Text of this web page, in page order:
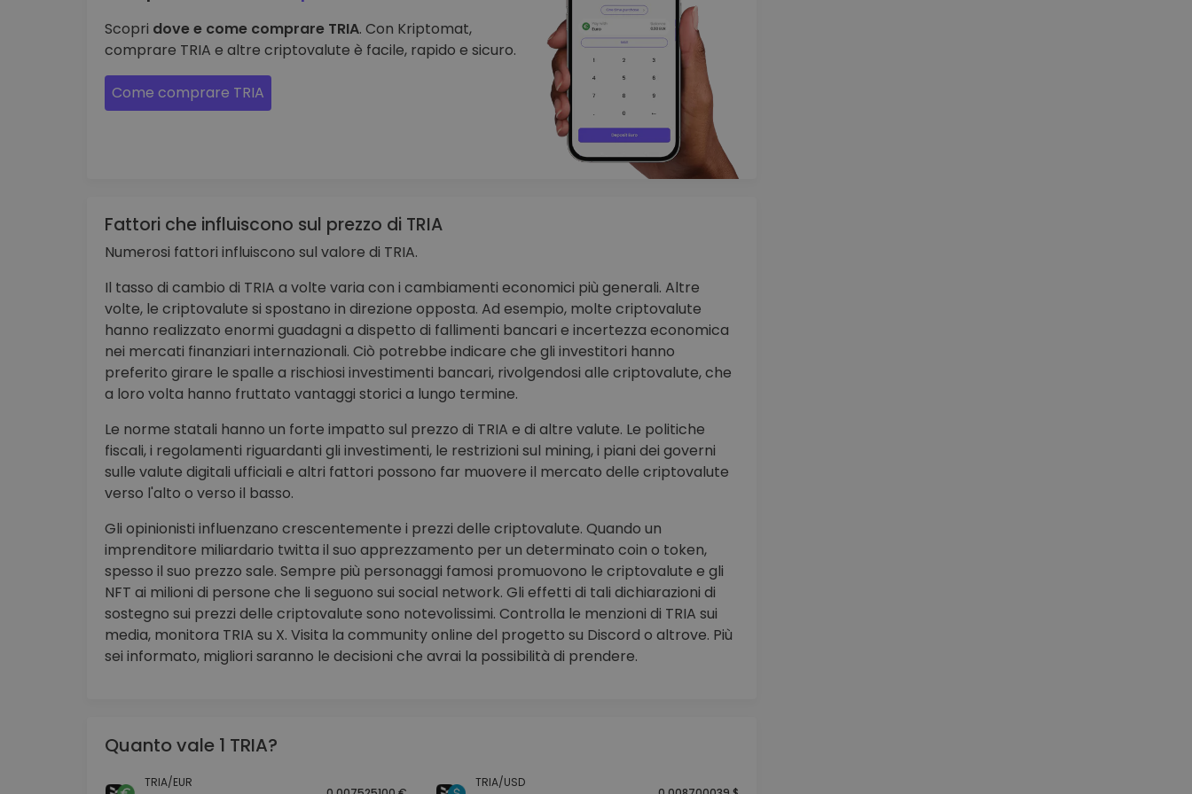
Scopri dove e come comprare TRIA. Con Kriptomat,
comprare TRIA e altre criptovalute è facile, rapido e sicuro.
Come comprare TRIA
Fattori che influiscono sul prezzo di TRIA
Numerosi fattori influiscono sul valore di TRIA.
Il tasso di cambio di TRIA a volte varia con i cambiamenti economici più generali. Altre
volte, le criptovalute si spostano in direzione opposta. Ad esempio, molte criptovalute
hanno realizzato enormi guadagni a dispetto di fallimenti bancari e incertezza economica
nei mercati finanziari internazionali. Ciò potrebbe indicare che gli investitori hanno
preferito girare le spalle a rischiosi investimenti bancari, rivolgendosi alle criptovalute, che
a loro volta hanno fruttato vantaggi storici a lungo termine.
Le norme statali hanno un forte impatto sul prezzo di TRIA e di altre valute. Le politiche
fiscali, i regolamenti riguardanti gli investimenti, le restrizioni sul mining, i piani dei governi
sulle valute digitali ufficiali e altri fattori possono far muovere il mercato delle criptovalute
verso l'alto o verso il basso.
Gli opinionisti influenzano crescentemente i prezzi delle criptovalute. Quando un
imprenditore miliardario twitta il suo apprezzamento per un determinato coin o token,
spesso il suo prezzo sale. Sempre più personaggi famosi promuovono le criptovalute e gli
NFT ai milioni di persone che li seguono sui social network. Gli effetti di tali dichiarazioni di
sostegno sui prezzi delle criptovalute sono notevolissimi. Controlla le menzioni di TRIA sui
media, monitora TRIA su X. Visita la community online del progetto su Discord o altrove. Più
sei informato, migliori saranno le decisioni che avrai la possibilità di prendere.
Quanto vale 1 TRIA?
TRIA/EUR TRIA/USD